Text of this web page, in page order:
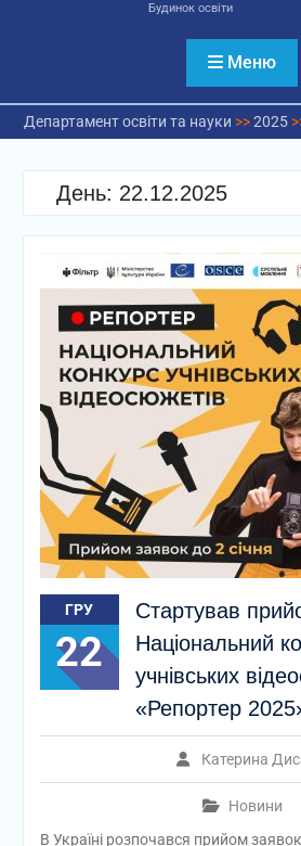
Будинок освіти
Меню
Департамент освіти та науки >>2025
День: 22.12.2025
ГРУ
22
Стартував
Національний
учнівських
«Репортер
Катерина
Новини
В Україні розпочався прийом